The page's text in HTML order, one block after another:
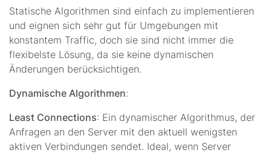
Statische Algorithmen sind einfach zu implementieren
und eignen sich sehr gut für Umgebungen mit
konstantem Traffic, doch sie sind nicht immer die
flexibelste Lösung, da sie keine dynamischen
Änderungen berücksichtigen.
Dynamische Algorithmen:
Least Connections: Ein dynamischer Algorithmus, der
Anfragen an den Server mit den aktuell wenigsten
aktiven Verbindungen sendet. Ideal, wenn Server